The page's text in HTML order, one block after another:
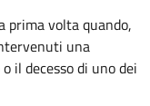
prima volta quando,
una
il decesso di uno dei